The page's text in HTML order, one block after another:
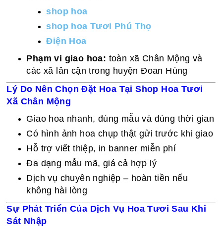
shop hoa
shop hoa Tươi Phú Thọ
Điện Hoa
Phạm vi giao hoa: toàn xã Chân Mộng và
các xã lân cận trong huyện Đoan Hùng
Lý Do Nên Chọn Đặt Hoa Tại Shop Hoa Tươi
Xã Chân Mộng
Giao hoa nhanh, đúng mẫu và đúng thời gian
Có hình ảnh hoa chụp thật gửi trước khi giao
Hỗ trợ viết thiệp, in banner miễn phí
Đa dạng mẫu mã, giá cả hợp lý
Dịch vụ chuyên nghiệp – hoàn tiền nếu
không hài lòng
Sự Phát Triển Của Dịch Vụ Hoa Tươi Sau Khi
Sát Nhập